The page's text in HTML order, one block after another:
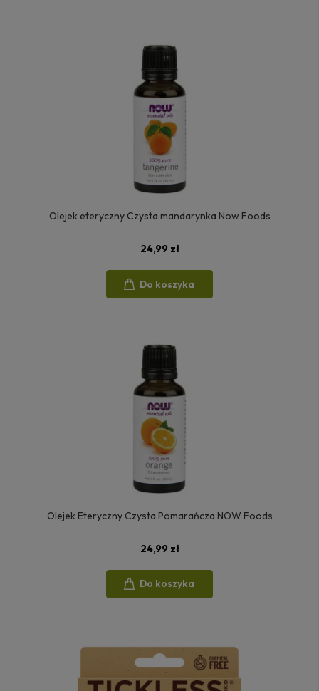
Olejek eteryczny Czysta mandarynka Now Foods
24,99 zł
Do koszyka
Olejek Eteryczny Czysta Pomarańcza NOW Foods
24,99 zł
Do koszyka